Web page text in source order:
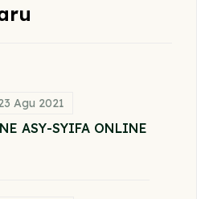
Agu 2021
ASY-SYIFA ONLINE